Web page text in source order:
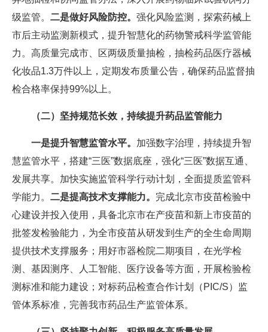
级监管。 二是做好风险防控。 强化风险监测，探索药械上
市后主动监测新模式，提升智慧化的药物警戒科学监管能
力。高质量完成市、区两级质量抽检，抽检药品医疗器械
化妆品1.3万件以上，定期发布质量公告，确保药品监督抽
检合格率保持99%以上。
（二）坚持规范长效，持续提升药品监管能力
一是提升智慧监管水平。 加强数字治理，持续提升智
慧监管水平，搭建“三医”数据底座，强化“三医”数据互通、
发展共享。加快实施监管科学行动计划，全面提质监管科
学能力。 二是提高技术支撑能力。 完成北京市疫苗检验中
心建设并投入使用，具备北京市在产疫苗和新上市疫苗的
批签发检验能力，为全市疫苗从研发到生产的全生命周期
提供技术支撑服务；用好市器检院二期项目，在光学检
测、基因测序、人工智能、医疗设备等方面，开展检验检
测标准和能力建设；对标药品检查合作计划（PIC/S）监
管体系标准，完善我市药品生产监管体系。